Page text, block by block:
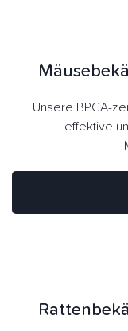
Unsere BPCA-
effektive